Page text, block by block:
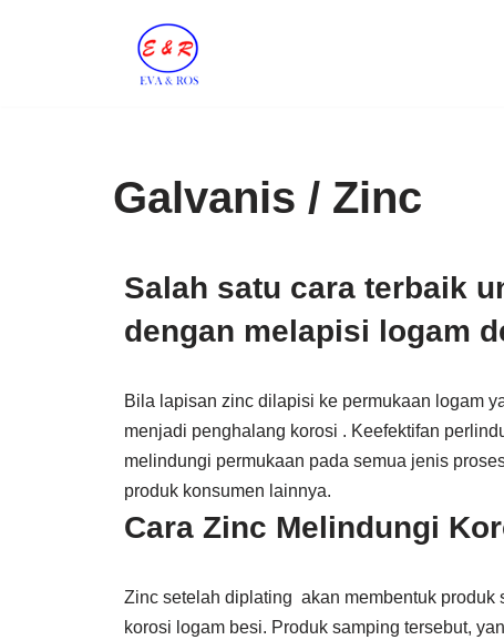
Galvanis / Zinc
Salah satu cara terbaik
dengan melapisi logam
Bila lapisan zinc dilapisi ke permukaan logam
menjadi penghalang korosi . Keefektifan
melindungi permukaan pada semua jenis
produk konsumen lainnya.
Cara Zinc Melindungi
Zinc setelah diplating akan membentuk produk
korosi logam besi. Produk samping tersebut,